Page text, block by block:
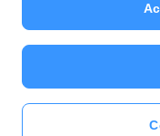
PayPayアプ